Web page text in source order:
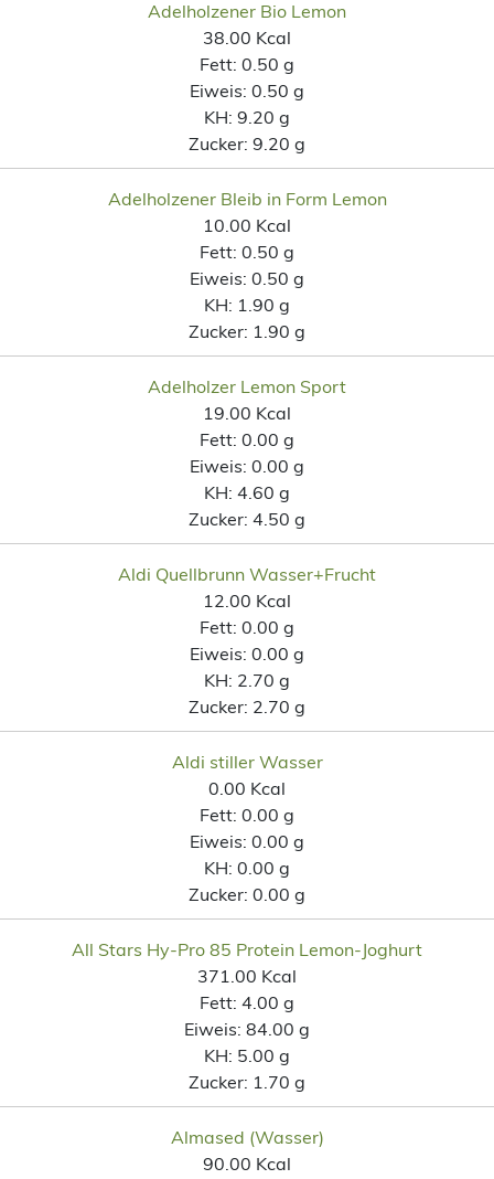
Adelholzener Bio Lemon
38.00 Kcal
Fett: 0.50 g
Eiweis: 0.50 g
KH: 9.20 g
Zucker: 9.20 g
Adelholzener Bleib in Form Lemon
10.00 Kcal
Fett: 0.50 g
Eiweis: 0.50 g
KH: 1.90 g
Zucker: 1.90 g
Adelholzer Lemon Sport
19.00 Kcal
Fett: 0.00 g
Eiweis: 0.00 g
KH: 4.60 g
Zucker: 4.50 g
Aldi Quellbrunn Wasser+Frucht
12.00 Kcal
Fett: 0.00 g
Eiweis: 0.00 g
KH: 2.70 g
Zucker: 2.70 g
Aldi stiller Wasser
0.00 Kcal
Fett: 0.00 g
Eiweis: 0.00 g
KH: 0.00 g
Zucker: 0.00 g
All Stars Hy-Pro 85 Protein Lemon-Joghurt
371.00 Kcal
Fett: 4.00 g
Eiweis: 84.00 g
KH: 5.00 g
Zucker: 1.70 g
Almased (Wasser)
90.00 Kcal